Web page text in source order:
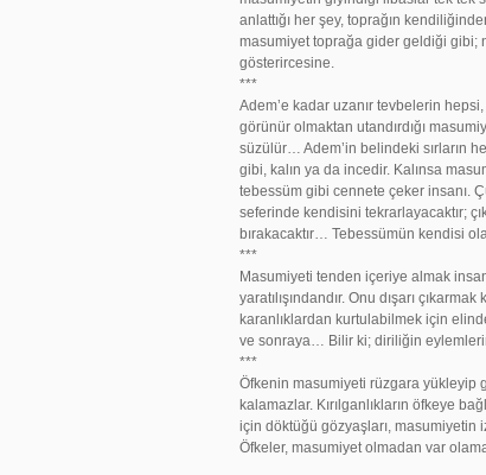
anlattığı her şey, toprağın
masumiyet toprağa gider geldiği gibi;
gösterircesine.
***
Adem’e kadar uzanır tevbelerin
görünür olmaktan utandırdığı
süzülür… Adem’in belindeki sırların
gibi, kalın ya da incedir. Kalınsa
tebessüm gibi cennete çeker insanı.
seferinde kendisini tekrarlayacaktır;
bırakacaktır… Tebessümün kendisi
***
Masumiyeti tenden içeriye almak
yaratılışındandır. Onu dışarı
karanlıklardan kurtulabilmek için
ve sonraya… Bilir ki; diriliğin
***
Öfkenin masumiyeti rüzgara yükleyip
kalamazlar. Kırılganlıkların öfkeye
için döktüğü gözyaşları, masumiyetin
Öfkeler, masumiyet olmadan var